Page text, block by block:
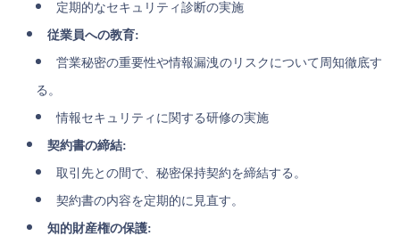
定期的なセキュリティ診断の実施
従業員への教育:
営業秘密の重要性や情報漏洩のリスクについて周知徹底す
る。
情報セキュリティに関する研修の実施
契約書の締結:
取引先との間で、秘密保持契約を締結する。
契約書の内容を定期的に見直す。
知的財産権の保護: